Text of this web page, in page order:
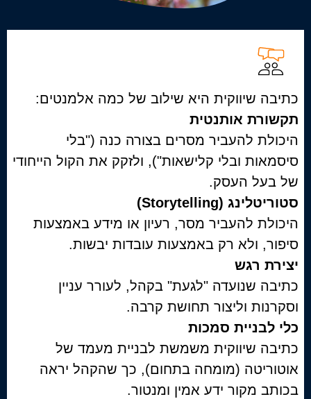
כתיבה שיווקית היא שילוב של כמה אלמנטים:
תקשורת אותנטית
היכולת להעביר מסרים בצורה כנה ("בלי
סיסמאות ובלי קלישאות"), ולזקק את הקול הייחודי
של בעל העסק.
סטוריטלינג (Storytelling)
היכולת להעביר מסר, רעיון או מידע באמצעות
סיפור, ולא רק באמצעות עובדות יבשות.
יצירת רגש
כתיבה שנועדה "לגעת" בקהל, לעורר עניין
וסקרנות וליצור תחושת קרבה.
כלי לבניית סמכות
כתיבה שיווקית משמשת לבניית מעמד של
אוטוריטה (מומחה בתחום), כך שהקהל יראה
בכותב מקור ידע אמין ומנטור.